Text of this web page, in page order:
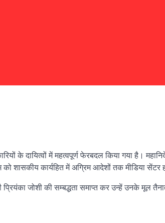
के दायित्वों में महत्वपूर्ण फेरबदल किया गया है।
शासकीय कार्यहित में अग्रिम आदेशों तक मीडिया सेंटर
प्रियंका जोशी की सम्बद्धता समाप्त कर उन्हें उनके मूल